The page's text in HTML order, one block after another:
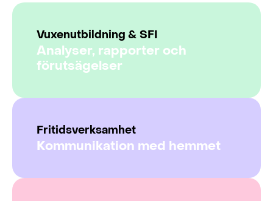
Vuxenutbildning & SFI
Analyser, rapporter och
förutsägelser
Fritidsverksamhet
Kommunikation med hemmet